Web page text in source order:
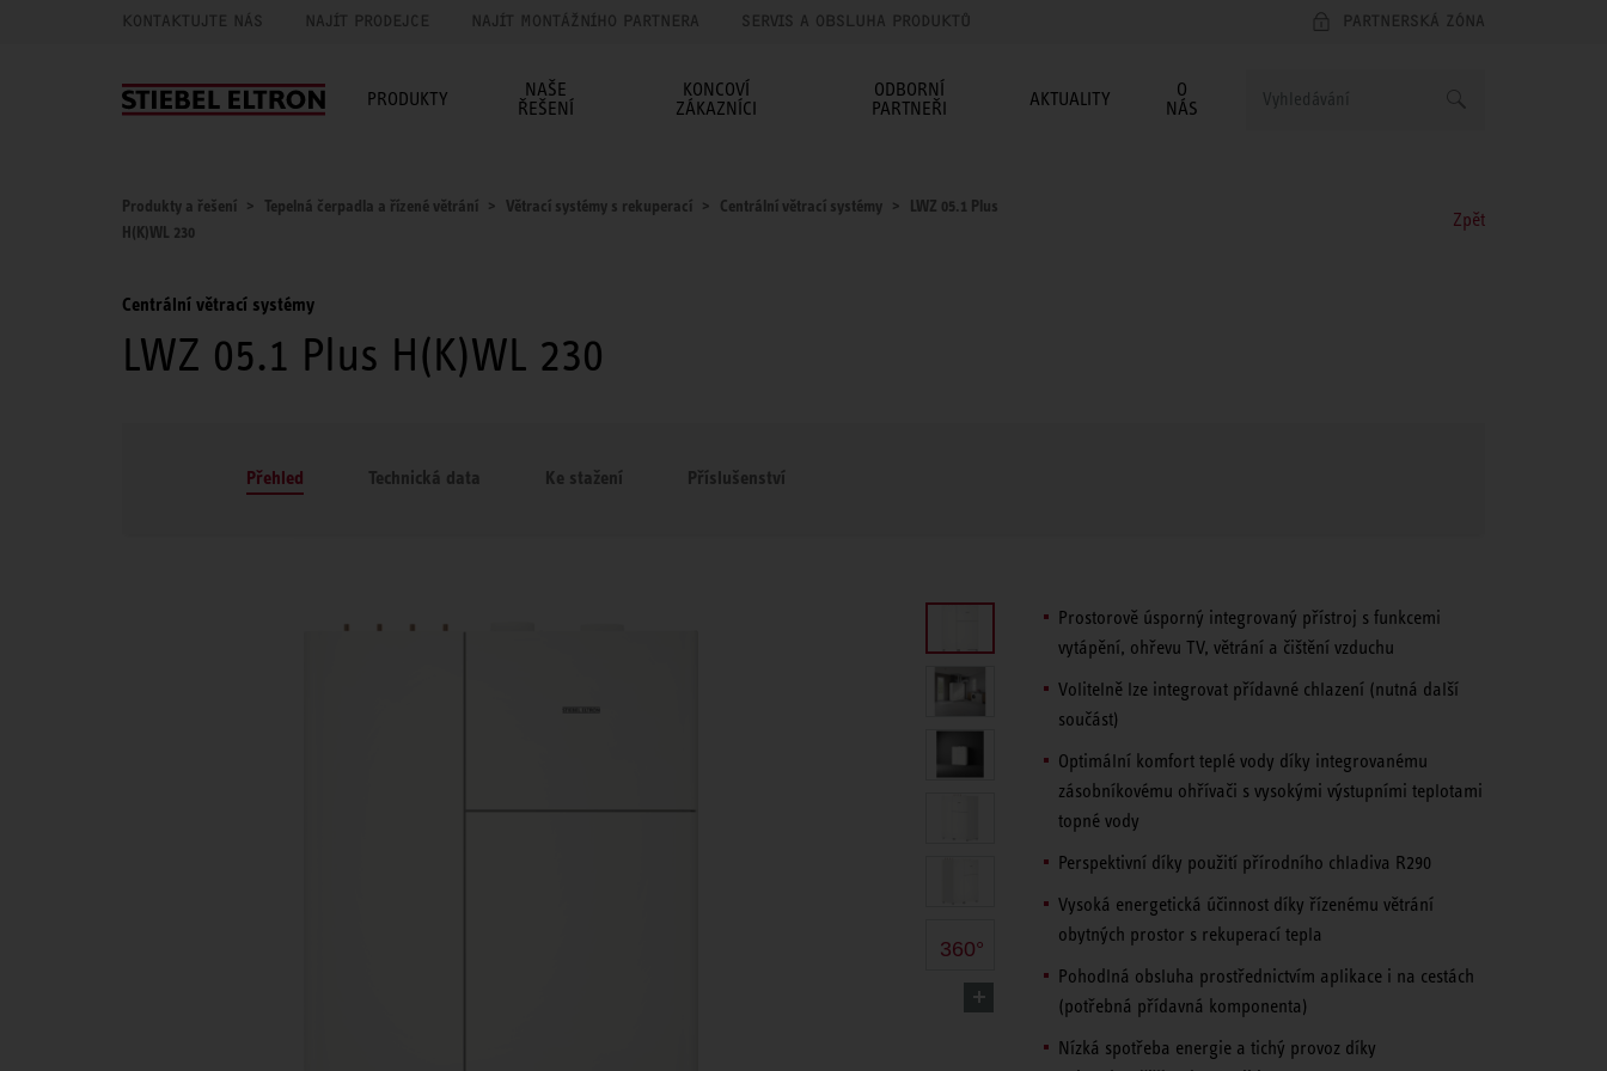
KONTAKTUJTE NÁS NAJÍT PRODEJCE NAJÍT MONTÁŽNÍHO PARTNERA SERVIS A OBSLUHA PRODUKTŮ PARTNERSKÁ ZÓNA
PRODUKTY
NAŠE
ŘEŠENÍ
KONCOVÍ
ZÁKAZNÍCI
ODBORNÍ
PARTNEŘI
AKTUALITY
O
NÁS
Produkty a řešení Tepelná čerpadla a řízené větrání Větrací systémy s rekuperací Centrální větrací systémy
LWZ 05.1 Plus
H(K)WL 230
Zpět
Centrální větrací systémy
LWZ 05.1 Plus H(K)WL 230
Přehled Technická data Ke stažení Příslušenství
360°
Prostorově úsporný integrovaný přístroj s funkcemi
vytápění, ohřevu TV, větrání a čištění vzduchu
Volitelně lze integrovat přídavné chlazení (nutná další
součást)
Optimální komfort teplé vody díky integrovanému
zásobníkovému ohřívači s vysokými výstupními teplotami
topné vody
Perspektivní díky použití přírodního chladiva R290
Vysoká energetická účinnost díky řízenému větrání
obytných prostor s rekuperací tepla
Pohodlná obsluha prostřednictvím aplikace i na cestách
(potřebná přídavná komponenta)
Nízká spotřeba energie a tichý provoz díky